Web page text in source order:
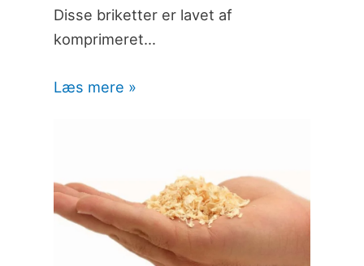
Disse briketter er lavet af
komprimeret…
Læs mere »